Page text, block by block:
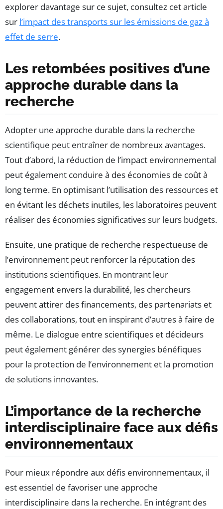
explorer davantage sur ce sujet, consultez cet article
sur l’impact des transports sur les émissions de gaz à
effet de serre.
Les retombées positives d’une
approche durable dans la
recherche
Adopter une approche durable dans la recherche
scientifique peut entraîner de nombreux avantages.
Tout d’abord, la réduction de l’impact environnemental
peut également conduire à des économies de coût à
long terme. En optimisant l’utilisation des ressources et
en évitant les déchets inutiles, les laboratoires peuvent
réaliser des économies significatives sur leurs budgets.
Ensuite, une pratique de recherche respectueuse de
l’environnement peut renforcer la réputation des
institutions scientifiques. En montrant leur
engagement envers la durabilité, les chercheurs
peuvent attirer des financements, des partenariats et
des collaborations, tout en inspirant d’autres à faire de
même. Le dialogue entre scientifiques et décideurs
peut également générer des synergies bénéfiques
pour la protection de l’environnement et la promotion
de solutions innovantes.
L’importance de la recherche
interdisciplinaire face aux défis
environnementaux
Pour mieux répondre aux défis environnementaux, il
est essentiel de favoriser une approche
interdisciplinaire dans la recherche. En intégrant des